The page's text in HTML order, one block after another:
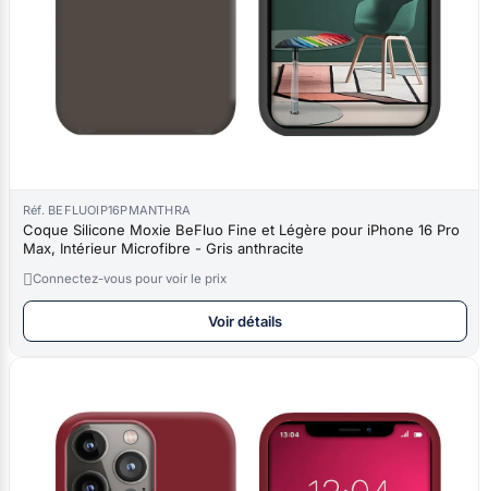
Réf. BEFLUOIP16PMANTHRA
Coque Silicone Moxie BeFluo Fine et Légère pour iPhone 16 Pro
Max, Intérieur Microfibre - Gris anthracite
Connectez-vous pour voir le prix
Voir détails